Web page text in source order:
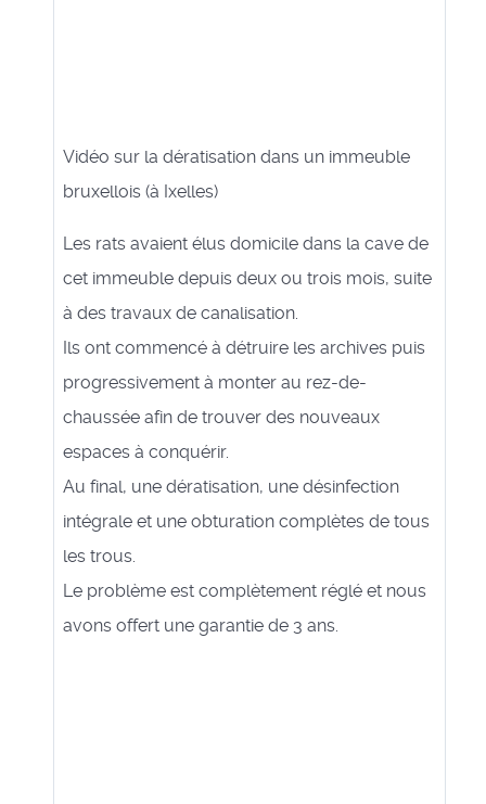
Vidéo sur la dératisation dans un immeuble
bruxellois (à Ixelles)
Les rats avaient élus domicile dans la cave de
cet immeuble depuis deux ou trois mois, suite
à des travaux de canalisation.
Ils ont commencé à détruire les archives puis
progressivement à monter au rez-de-
chaussée afin de trouver des nouveaux
espaces à conquérir.
Au final, une dératisation, une désinfection
intégrale et une obturation complètes de tous
les trous.
Le problème est complètement réglé et nous
avons offert une garantie de 3 ans.